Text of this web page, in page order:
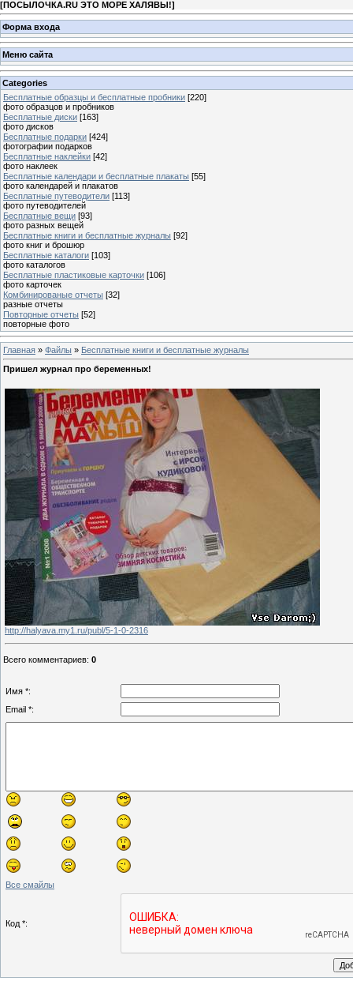
[ПОСЫЛОЧКА.RU ЭТО МОРЕ ХАЛЯВЫ!]
Форма входа
Меню сайта
Categories
Бесплатные образцы и бесплатные пробники [220]
фото образцов и пробников
Бесплатные диски [163]
фото дисков
Бесплатные подарки [424]
фотографии подарков
Бесплатные наклейки [42]
фото наклеек
Бесплатные календари и бесплатные плакаты [55]
фото календарей и плакатов
Бесплатные путеводители [113]
фото путеводителей
Бесплатные вещи [93]
фото разных вещей
Бесплатные книги и бесплатные журналы [92]
фото книг и брошюр
Бесплатные каталоги [103]
фото каталогов
Бесплатные пластиковые карточки [106]
фото карточек
Комбинированые отчеты [32]
разные отчеты
Повторные отчеты [52]
повторные фото
Главная » Файлы » Бесплатные книги и бесплатные журналы
Пришел журнал про беременных!
http://halyava.my1.ru/publ/5-1-0-2316
Всего комментариев: 0
Имя *:
Email *:
Все смайлы
Код *: